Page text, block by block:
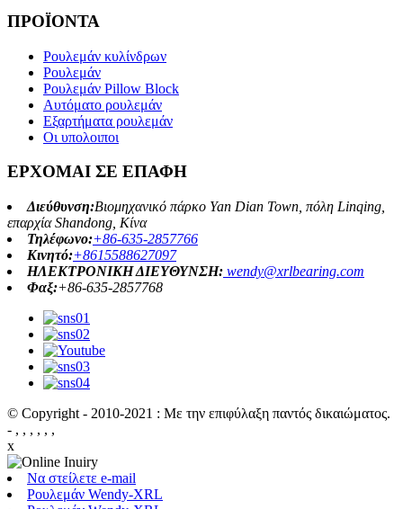
ΠΡΟΪΟΝΤΑ
Ρουλεμάν κυλίνδρων
Ρουλεμάν
Ρουλεμάν Pillow Block
Αυτόματο ρουλεμάν
Εξαρτήματα ρουλεμάν
Οι υπολοιποι
ΕΡΧΟΜΑΙ ΣΕ ΕΠΑΦΗ
Διεύθυνση:Βιομηχανικό πάρκο Yan Dian Town, πόλη Linqing,
επαρχία Shandong, Κίνα
Τηλέφωνο:+86-635-2857766
Κινητό:+8615588627097
ΗΛΕΚΤΡΟΝΙΚΗ ΔΙΕΥΘΥΝΣΗ: wendy@xrlbearing.com
Φαξ:+86-635-2857768
© Copyright - 2010-2021 : Με την επιφύλαξη παντός δικαιώματος.
- , , , , , ,
x
Να στείλετε e-mail
Ρουλεμάν Wendy-XRL